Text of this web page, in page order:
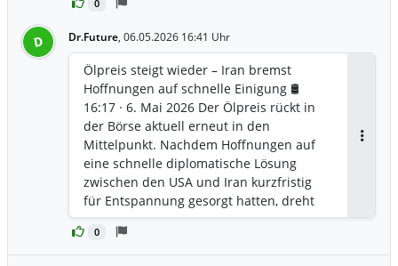
0
unter Berufung auf informierte Kreise:
die Gespräche drehen sich zunehmend
um Kriegsfragen statt um das
Atomprogramm die Wahrscheinlichkeit
einer schnellen Einigung sinkt deutlich
Für die Börse aktuell bedeutet das vor
allem eines: Die geopolitische
Risikoprämie kehrt in den Ölmarkt
zurück.
https://www.xtb.com/de/Marktanalysen/
Trading-News/oelpreis-steigt-wieder-
deutlich-iran-daempft-hoffnungen
D Dr.Future, 06.05.2026 16:41 Uhr
0
Ölpreis steigt wieder – Iran bremst
Hoffnungen auf schnelle Einigung 🛢️
16:17 · 6. Mai 2026 Der Ölpreis rückt in
der Börse aktuell erneut in den
Mittelpunkt. Nachdem Hoffnungen auf
eine schnelle diplomatische Lösung
zwischen den USA und Iran kurzfristig
für Entspannung gesorgt hatten, dreht
der Markt nun wieder nach oben. Brent-
Rohöl konnte sich deutlich erholen und
stieg von rund 96 USD je Barrel zurück